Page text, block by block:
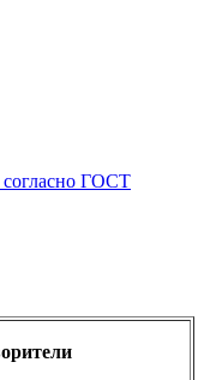
согласно ГОСТ